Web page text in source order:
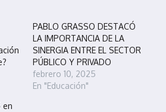
PABLO GRASSO DESTACÓ
LA IMPORTANCIA DE LA
SINERGIA ENTRE EL SECTOR
PÚBLICO Y PRIVADO
febrero 10, 2025
En "Educación"
en